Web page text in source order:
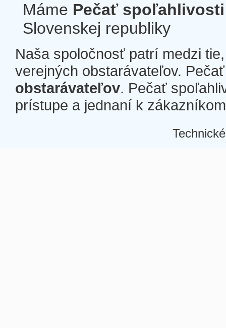
Máme Pečať spoľahlivosti
Slovenskej republiky
Naša spoločnosť patrí medzi
verejných obstarávateľov.
obstarávateľov. Pečať
prístupe a jednaní k